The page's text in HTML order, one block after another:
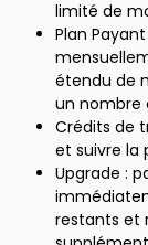
limité de
Plan
étendu de
un nombre
Crédits de
et suivre la
Upgrade :
restants et